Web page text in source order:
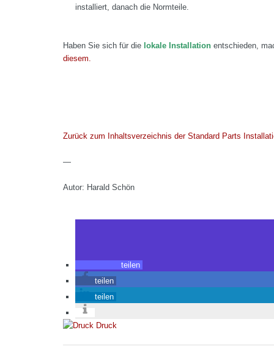
installiert, danach die Normteile.
Haben Sie sich für die lokale Installation entschieden,
diesem.
Zurück zum Inhaltsverzeichnis der Standard Parts
—
Autor: Harald Schön
teilen
teilen
teilen
Druck